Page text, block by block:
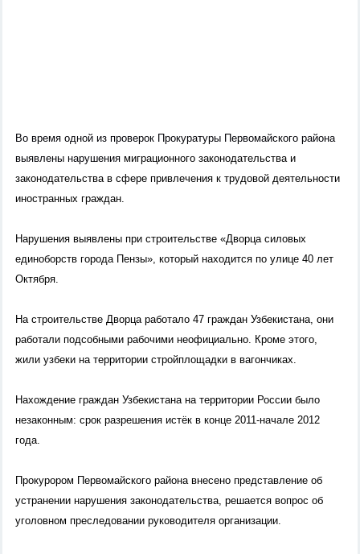
Во время одной из проверок Прокуратуры Первомайского района
выявлены нарушения миграционного законодательства и
законодательства в сфере привлечения к трудовой деятельности
иностранных граждан.
Нарушения выявлены при строительстве «Дворца силовых
единоборств города Пензы», который находится по улице 40 лет
Октября.
На строительстве Дворца работало 47 граждан Узбекистана, они
работали подсобными рабочими неофициально. Кроме этого,
жили узбеки на территории стройплощадки в вагончиках.
Нахождение граждан Узбекистана на территории России было
незаконным: срок разрешения истёк в конце 2011-начале 2012
года.
Прокурором Первомайского района внесено представление об
устранении нарушения законодательства, решается вопрос об
уголовном преследовании руководителя организации.